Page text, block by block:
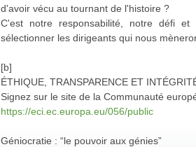
d'avoir vécu au tournant de l'histoire ?
C'est notre responsabilité, notre défi
sélectionner les dirigeants qui nous
[b]
ÉTHIQUE, TRANSPARENCE ET
Signez sur le site de la Communauté
https://eci.ec.europa.eu/056/public
Géniocratie : “le pouvoir aux génies”